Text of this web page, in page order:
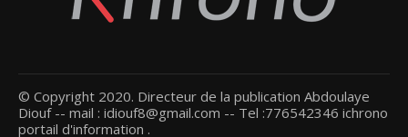
© Copyright 2020. Directeur de la publication Abdoulaye
Diouf -- mail : idiouf8@gmail.com -- Tel :776542346 ichrono
portail d'information .